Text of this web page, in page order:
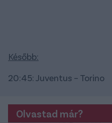
Később:
20:45: Juventus – Torino
Olvastad már?